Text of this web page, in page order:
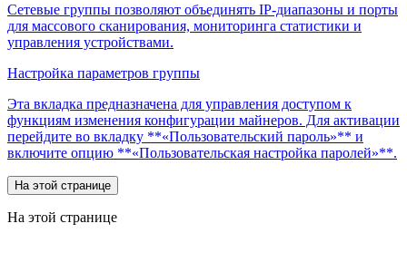
Сетевые группы позволяют объединять IP-диапазоны и порты
для массового сканирования, мониторинга статистики и
управления устройствами.
Настройка параметров группы
Эта вкладка предназначена для управления доступом к
функциям изменения конфигурации майнеров. Для активации
перейдите во вкладку **«Пользовательский пароль»** и
включите опцию **«Пользовательская настройка паролей»**.
На этой странице
На этой странице